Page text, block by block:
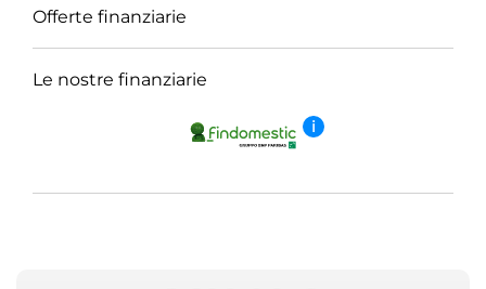
Offerte finanziarie
Le nostre finanziarie
i